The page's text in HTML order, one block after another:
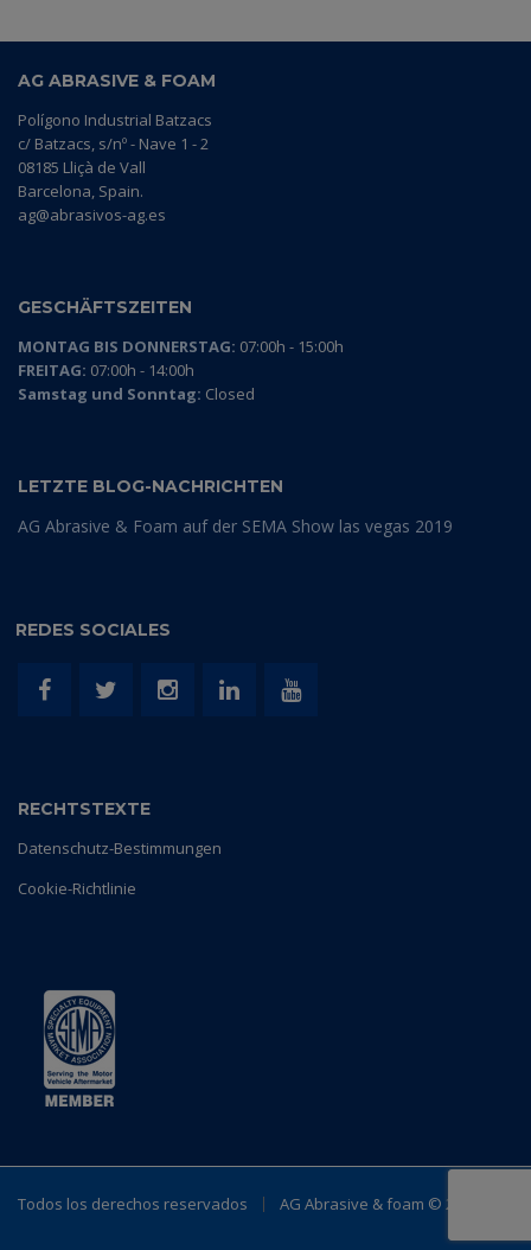
AG ABRASIVE & FOAM
Polígono Industrial Batzacs
c/ Batzacs, s/nº - Nave 1 - 2
08185 Lliçà de Vall
Barcelona, Spain.
ag@abrasivos-ag.es
GESCHÄFTSZEITEN
MONTAG BIS DONNERSTAG: 07:00h - 15:00h
FREITAG: 07:00h - 14:00h
Samstag und Sonntag: Closed
LETZTE BLOG-NACHRICHTEN
AG Abrasive & Foam auf der SEMA Show las vegas 2019
REDES SOCIALES
RECHTSTEXTE
Datenschutz-Bestimmungen
Cookie-Richtlinie
Todos los derechos reservados AG Abrasive & foam © 2023.